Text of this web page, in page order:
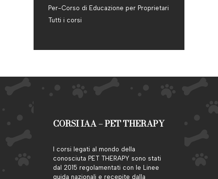
Per-Corso di Educazione per Proprietari
Tutti i corsi
CORSI IAA – PET THERAPY
I corsi legati al mondo della
conosciuta PET THERAPY sono stati
dal 2015 regolamentati con le Linee
guida nazionali e recepite dalla